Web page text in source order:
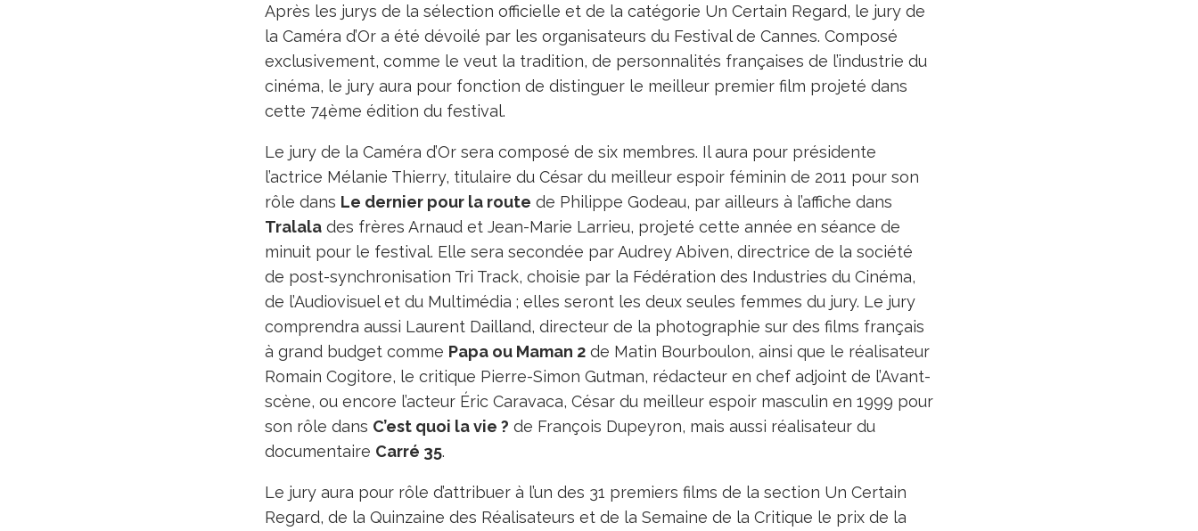
Après les jurys de la sélection officielle et de la catégorie Un Certain Regard, le jury de
la Caméra d’Or a été dévoilé par les organisateurs du Festival de Cannes. Composé
exclusivement, comme le veut la tradition, de personnalités françaises de l’industrie du
cinéma, le jury aura pour fonction de distinguer le meilleur premier film projeté dans
cette 74ème édition du festival.
Le jury de la Caméra d’Or sera composé de six membres. Il aura pour présidente
l’actrice Mélanie Thierry, titulaire du César du meilleur espoir féminin de 2011 pour son
rôle dans Le dernier pour la route de Philippe Godeau, par ailleurs à l’affiche dans
Tralala des frères Arnaud et Jean-Marie Larrieu, projeté cette année en séance de
minuit pour le festival. Elle sera secondée par Audrey Abiven, directrice de la société
de post-synchronisation Tri Track, choisie par la Fédération des Industries du Cinéma,
de l’Audiovisuel et du Multimédia ; elles seront les deux seules femmes du jury. Le jury
comprendra aussi Laurent Dailland, directeur de la photographie sur des films français
à grand budget comme Papa ou Maman 2 de Matin Bourboulon, ainsi que le réalisateur
Romain Cogitore, le critique Pierre-Simon Gutman, rédacteur en chef adjoint de l’Avant-
scène, ou encore l’acteur Éric Caravaca, César du meilleur espoir masculin en 1999 pour
son rôle dans C’est quoi la vie ? de François Dupeyron, mais aussi réalisateur du
documentaire Carré 35.
Le jury aura pour rôle d’attribuer à l’un des 31 premiers films de la section Un Certain
Regard, de la Quinzaine des Réalisateurs et de la Semaine de la Critique le prix de la